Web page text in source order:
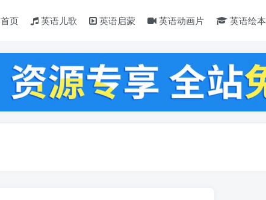
首页 英语儿歌 英语启蒙 英语动画片 英语绘本